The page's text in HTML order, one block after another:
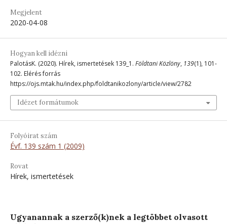
Megjelent
2020-04-08
Hogyan kell idézni
PalotásK. (2020). Hírek, ismertetések 139_1. Földtani Közlöny, 139(1), 101-
102. Elérés forrás
https://ojs.mtak.hu/index.php/foldtanikozlony/article/view/2782
Idézet formátumok
Folyóirat szám
Évf. 139 szám 1 (2009)
Rovat
Hírek, ismertetések
Ugyanannak a szerző(k)nek a legtöbbet olvasott